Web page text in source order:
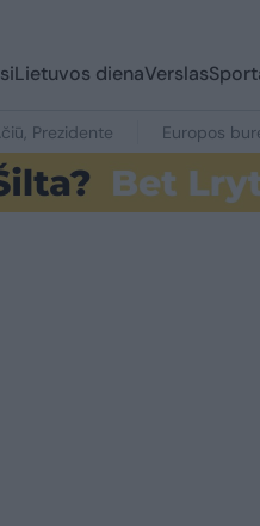
Lietuvos dienaVerslas
Prezidente Europos